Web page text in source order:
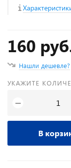
160
Нашли дешевле?
УКАЖИТЕ
−
В